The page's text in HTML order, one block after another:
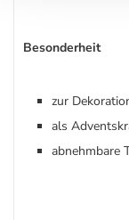
Besonderheit
zur
als
abnehmbare